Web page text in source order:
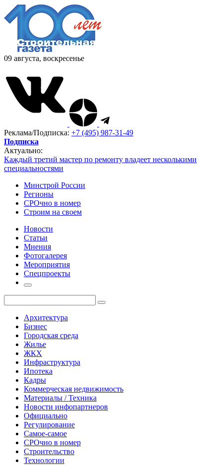
09 августа, воскресенье
Реклама/Подписка: +7 (495) 987-31-49
Подписка
Актуально:
Каждый третий мастер по ремонту владеет несколькими
специальностями
Минстрой России
Регионы
СРОчно в номер
Строим на своем
Новости
Статьи
Мнения
Фотогалерея
Мероприятия
Спецпроекты
Архитектура
Бизнес
Городская среда
Жилье
ЖКХ
Инфраструктура
Ипотека
Кадры
Коммерческая недвижимость
Материалы / Техника
Новости инфопартнеров
Официально
Регулирование
Самое-самое
СРОчно в номер
Строительство
Технологии